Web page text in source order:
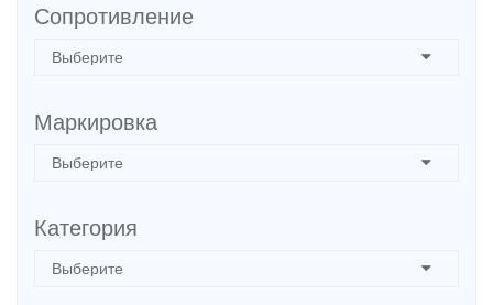
Сопротивление
Маркировка
Категория